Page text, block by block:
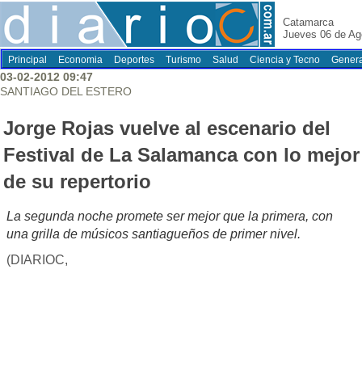
Catamarca
Jueves 06 de
Principal Economia Deportes Turismo Salud Ciencia y Tecno
03-02-2012 09:47
SANTIAGO DEL ESTERO
Jorge Rojas vuelve al escenario del
Festival de La Salamanca con lo mejor
de su repertorio
La segunda noche promete ser mejor que la primera, con
una grilla de músicos santiagueños de primer nivel.
(DIARIOC,